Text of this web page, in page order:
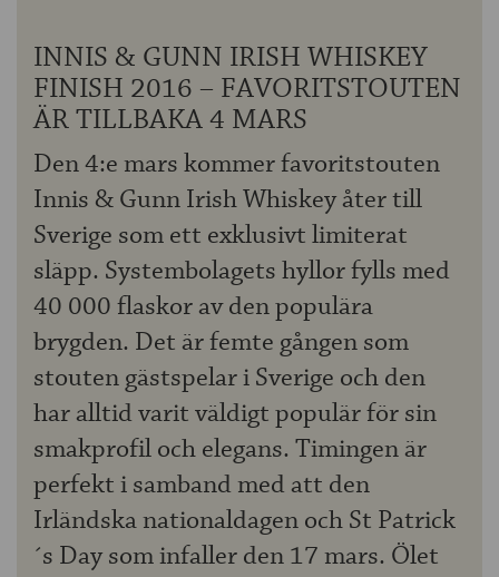
INNIS & GUNN IRISH WHISKEY
FINISH 2016 – FAVORITSTOUTEN
ÄR TILLBAKA 4 MARS
Den 4:e mars kommer favoritstouten
Innis & Gunn Irish Whiskey åter till
Sverige som ett exklusivt limiterat
släpp. Systembolagets hyllor fylls med
40 000 flaskor av den populära
brygden. Det är femte gången som
stouten gästspelar i Sverige och den
har alltid varit väldigt populär för sin
smakprofil och elegans. Timingen är
perfekt i samband med att den
Irländska nationaldagen och St Patrick
´s Day som infaller den 17 mars. Ölet